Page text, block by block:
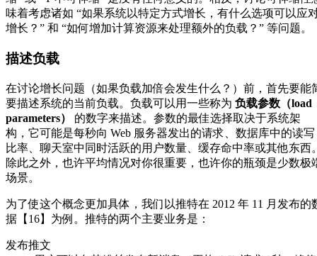
味着考虑诸如 “如果系统以特定方式增长，有什么选项可以应
增长？” 和 “如何增加计算资源来处理额外的负载？” 等问题。
描述负载
在讨论增长问题（如果负载加倍会发生什么？）前，首先要能
要描述系统的当前负载。负载可以用一些称为 负载参数（load
parameters）
的数字来描述。参数的最佳选择取决于系统架
构，它可能是每秒向 Web 服务器发出的请求、数据库中的读写
比率、聊天室中同时活跃的用户数量、缓存命中率或其他东西
除此之外，也许平均情况对你很重要，也许你的瓶颈是少数极
场景。
为了使这个概念更加具体，我们以推特在 2012 年 11 月发布的
据【16】为例。推特的两个主要业务是：
发布推文